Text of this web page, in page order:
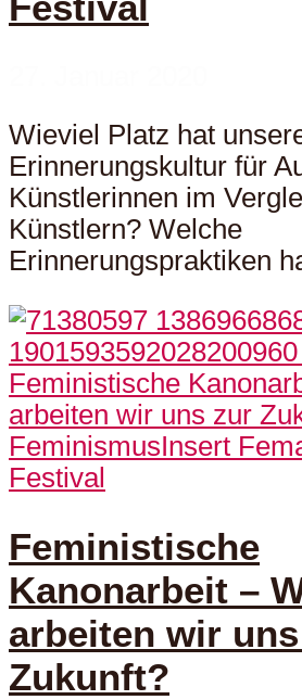
Wieviel Platz hat
Erinnerungskultur für
Künstlerinnen im
Künstlern? Welche
Erinnerungspraktiken
FeminismusInsert
Festival
Feministische
Kanonarbeit –
arbeiten wir
Zukunft?